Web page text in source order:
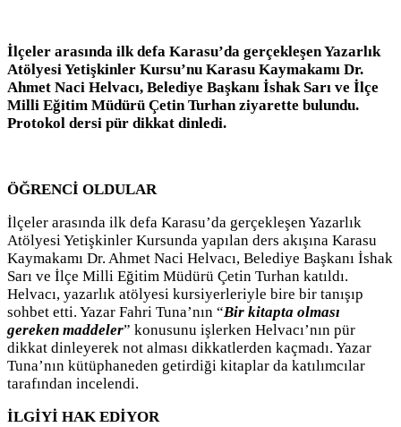
İlçeler arasında ilk defa Karasu’da gerçekleşen Yazarlık
Atölyesi Yetişkinler Kursu’nu Karasu Kaymakamı Dr.
Ahmet Naci Helvacı, Belediye Başkanı İshak Sarı ve İlçe
Milli Eğitim Müdürü Çetin Turhan ziyarette bulundu.
Protokol dersi pür dikkat dinledi.
ÖĞRENCİ OLDULAR
İlçeler arasında ilk defa Karasu’da gerçekleşen Yazarlık
Atölyesi Yetişkinler Kursunda yapılan ders akışına Karasu
Kaymakamı Dr. Ahmet Naci Helvacı, Belediye Başkanı İshak
Sarı ve İlçe Milli Eğitim Müdürü Çetin Turhan katıldı.
Helvacı, yazarlık atölyesi kursiyerleriyle bire bir tanışıp
sohbet etti. Yazar Fahri Tuna’nın “Bir kitapta olması
gereken maddeler” konusunu işlerken Helvacı’nın pür
dikkat dinleyerek not alması dikkatlerden kaçmadı. Yazar
Tuna’nın kütüphaneden getirdiği kitaplar da katılımcılar
tarafından incelendi.
İLGİYİ HAK EDİYOR